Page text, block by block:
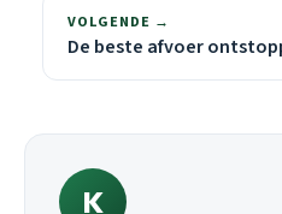
VOLGENDE →
De beste afvoer
K